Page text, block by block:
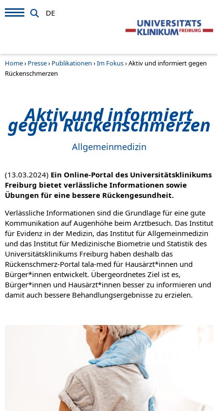
DE
Home› Presse› Publikationen ›Im Fokus›Aktiv und informiert gegen
Rückenschmerzen
Aktiv und informiert
gegen Rückenschmerzen
Allgemeinmedizin
(13.03.2024) Ein Online-Portal des Universitätsklinikums
Freiburg bietet verlässliche Informationen sowie
Übungen für eine bessere Rückengesundheit.
Verlässliche Informationen sind die Grundlage für eine gute
Kommunikation auf Augenhöhe beim Arztbesuch. Das Institut
für Evidenz in der Medizin, das Institut für Allgemeinmedizin
und das Institut für Medizinische Biometrie und Statistik des
Universitätsklinikums Freiburg haben deshalb das
Rückenschmerz-Portal tala-med für Hausärzt*innen und
Bürger*innen entwickelt. Übergeordnetes Ziel ist es,
Bürger*innen und Hausärzt*innen besser zu informieren und
damit auch bessere Behandlungsergebnisse zu erzielen.